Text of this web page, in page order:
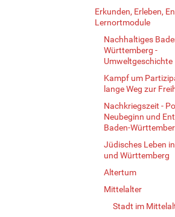
Erkunden, Erleben,
Lernortmodule
Nachhaltiges
Württemberg -
Umweltgeschichte
Kampf um
lange Weg zur
Nachkriegszeit -
Neubeginn und
Baden-
Jüdisches Leben
und Württemberg
Altertum
Mittelalter
Stadt im